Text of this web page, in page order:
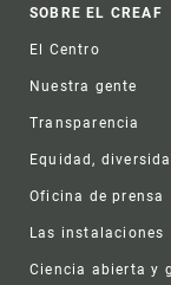
Footer
SOBRE EL CREAF
El Centro
Nuestra gente
Transparencia
Equidad,
Oficina de prensa
Las instalaciones
Ciencia abierta y